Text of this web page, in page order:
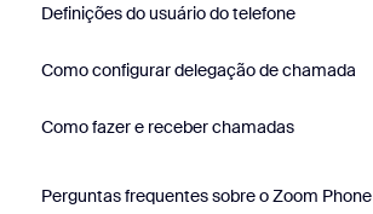
Definições do usuário do telefone
Como configurar delegação de chamada
Como fazer e receber chamadas
Perguntas frequentes sobre o Zoom Phone